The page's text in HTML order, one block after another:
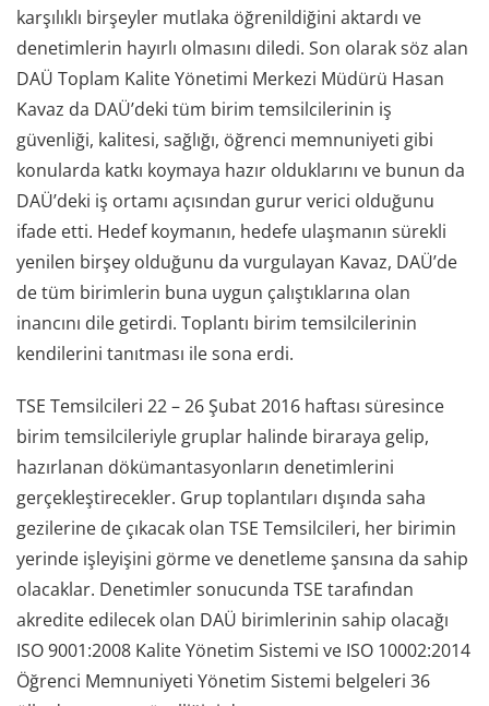
karşılıklı birşeyler mutlaka öğrenildiğini aktardı ve
denetimlerin hayırlı olmasını diledi. Son olarak söz alan
DAÜ Toplam Kalite Yönetimi Merkezi Müdürü Hasan
Kavaz da DAÜ’deki tüm birim temsilcilerinin iş
güvenliği, kalitesi, sağlığı, öğrenci memnuniyeti gibi
konularda katkı koymaya hazır olduklarını ve bunun da
DAÜ’deki iş ortamı açısından gurur verici olduğunu
ifade etti. Hedef koymanın, hedefe ulaşmanın sürekli
yenilen birşey olduğunu da vurgulayan Kavaz, DAÜ’de
de tüm birimlerin buna uygun çalıştıklarına olan
inancını dile getirdi. Toplantı birim temsilcilerinin
kendilerini tanıtması ile sona erdi.
TSE Temsilcileri 22 – 26 Şubat 2016 haftası süresince
birim temsilcileriyle gruplar halinde biraraya gelip,
hazırlanan dökümantasyonların denetimlerini
gerçekleştirecekler. Grup toplantıları dışında saha
gezilerine de çıkacak olan TSE Temsilcileri, her birimin
yerinde işleyişini görme ve denetleme şansına da sahip
olacaklar. Denetimler sonucunda TSE tarafından
akredite edilecek olan DAÜ birimlerinin sahip olacağı
ISO 9001:2008 Kalite Yönetim Sistemi ve ISO 10002:2014
Öğrenci Memnuniyeti Yönetim Sistemi belgeleri 36